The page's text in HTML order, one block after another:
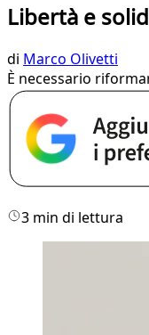
Libertà e
di Marco Olivetti
È necessario
3 min di lettura